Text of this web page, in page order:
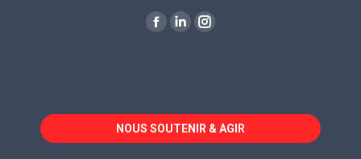
La
dans
une
La
dans
une
La
dans
une
NOUS SOUTENIR & AGIR